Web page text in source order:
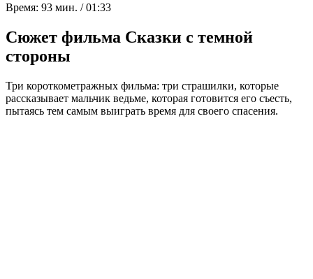
Время: 93 мин. / 01:33
Сюжет фильма Сказки с темной
стороны
Три короткометражных фильма: три страшилки, которые
рассказывает мальчик ведьме, которая готовится его съесть,
пытаясь тем самым выиграть время для своего спасения.